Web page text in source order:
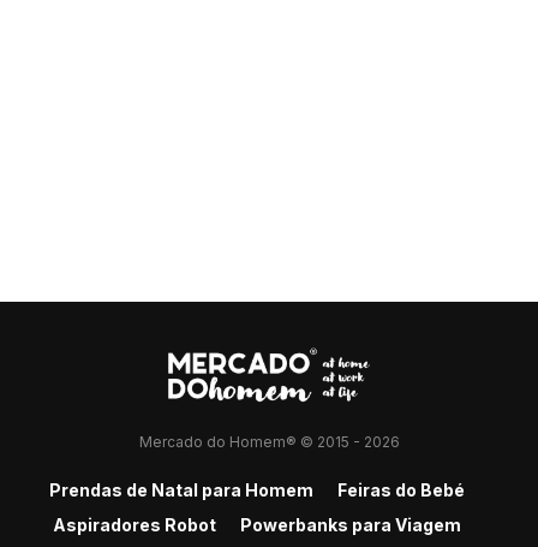
Mercado do Homem® © 2015 - 2026
Prendas de Natal para Homem
Feiras do Bebé
Aspiradores Robot
Powerbanks para Viagem